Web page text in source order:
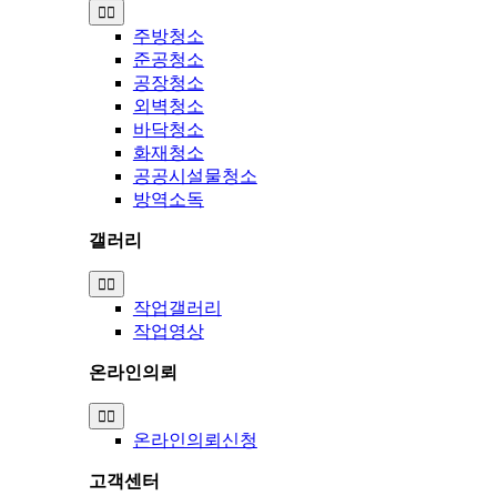
Toggle
Navigation
주방청소
준공청소
공장청소
외벽청소
바닥청소
화재청소
공공시설물청소
방역소독
갤러리
Toggle
Navigation
작업갤러리
작업영상
온라인의뢰
Toggle
Navigation
온라인의뢰신청
고객센터